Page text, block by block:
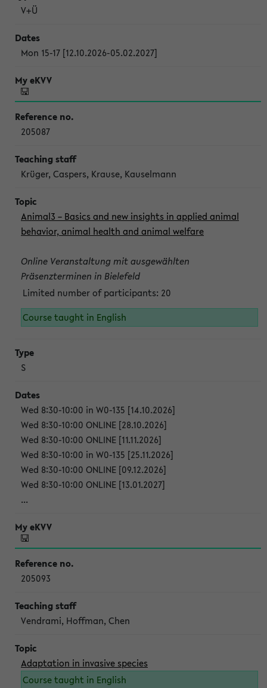
V+Ü
Mon 15-17 [12.10.2026-05.02.2027]
205087
Krüger, Caspers, Krause, Kauselmann
Animal3 – Basics and new insights in applied animal
behavior, animal health and animal welfare
Online Veranstaltung mit ausgewählten
Präsenzterminen in Bielefeld
Limited number of participants: 20
Course taught in English
S
Wed 8:30-10:00 in W0-135 [14.10.2026]
Wed 8:30-10:00 ONLINE [28.10.2026]
Wed 8:30-10:00 ONLINE [11.11.2026]
Wed 8:30-10:00 in W0-135 [25.11.2026]
Wed 8:30-10:00 ONLINE [09.12.2026]
Wed 8:30-10:00 ONLINE [13.01.2027]
...
205093
Vendrami, Hoffman, Chen
Adaptation in invasive species
Course taught in English